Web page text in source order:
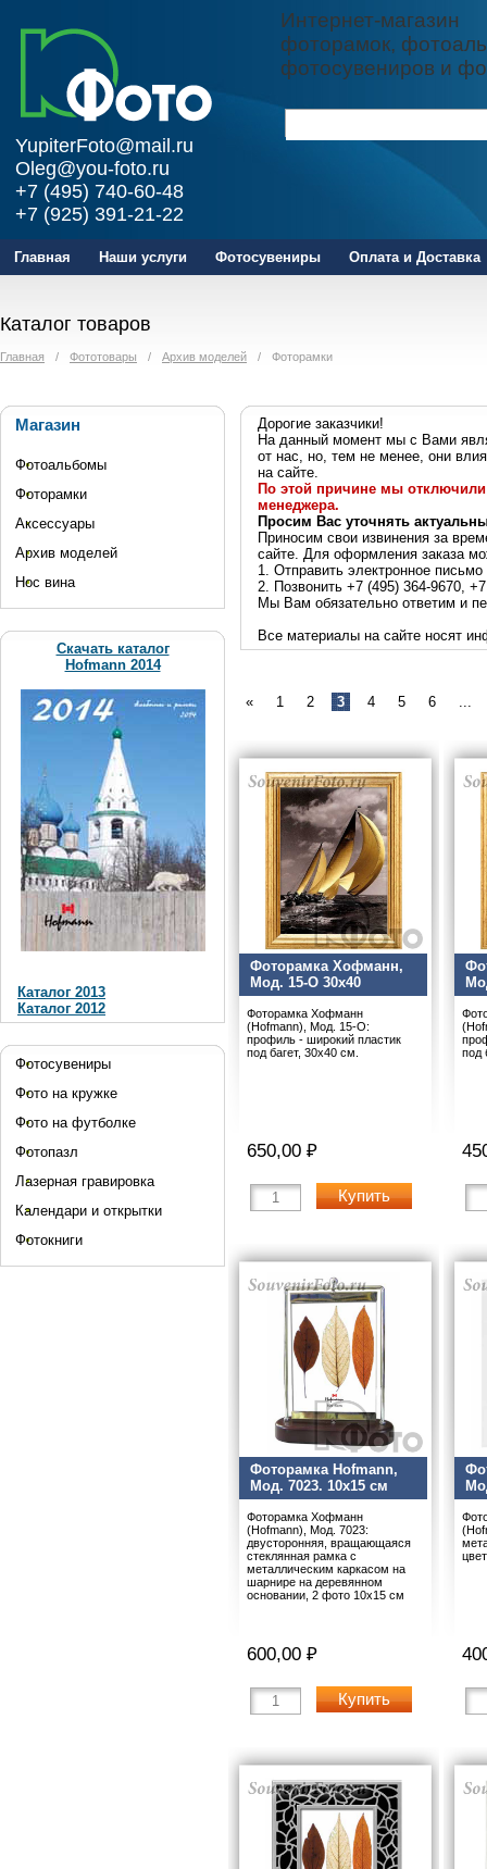
Интернет-магазин
фоторамок,
фотосувениров и
YupiterFoto@mail.ru
Oleg@you-foto.ru
+7 (495) 740-60-48
+7 (925) 391-21-22
Главная Наши услуги Фотосувениры Оплата и Доставка
Каталог товаров
Главная / Фототовары / Архив моделей / Фоторамки
Магазин
Фотоальбомы
Фоторамки
Аксессуары
Архив моделей
Нос вина
Скачать каталог
Hofmann 2014
Каталог 2013
Каталог 2012
Фотосувениры
Фото на кружке
Фото на футболке
Фотопазл
Лазерная гравировка
Календари и открытки
Фотокниги
Дорогие заказчики!
На данный момент мы с Вами
от нас, но, тем не менее, они
на сайте.
По этой причине мы отключили
менеджера.
Просим Вас уточнять
Приносим свои извинения за
сайте. Для оформления заказа
1. Отправить электронное
2. Позвонить +7 (495) 364-9670,
Мы Вам обязательно ответим и
Все материалы на сайте носят
« 1 2 3 4 5 6 ...
Фоторамка Хофманн,
Мод. 15-O 30x40
Фоторамка Хофманн
(Hofmann), Мод. 15-O:
профиль - широкий пластик
под багет, 30x40 см.
650,00 ₽
Купить
под
Фоторамка Hofmann,
Мод. 7023. 10x15 см
Фоторамка Хофманн
(Hofmann), Мод. 7023:
двусторонняя, вращающаяся
стеклянная рамка с
металлическим каркасом на
шарнире на деревянном
основании, 2 фото 10х15 см
600,00 ₽
Купить